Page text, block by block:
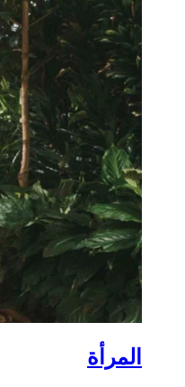
المرأة